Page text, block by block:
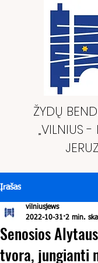
ŽYDŲ
„VILNIUS -
Įrašas
Senosios
tvora, jungianti
vilniusjews
2022-10-31 2 min.